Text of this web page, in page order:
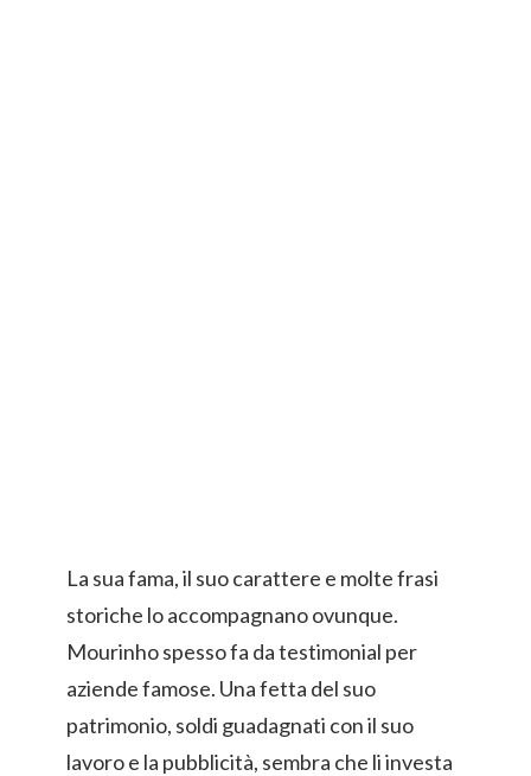
La sua fama, il suo carattere e molte frasi
storiche lo accompagnano ovunque.
Mourinho spesso fa da testimonial per
aziende famose. Una fetta del suo
patrimonio, soldi guadagnati con il suo
lavoro e la pubblicità, sembra che li investa